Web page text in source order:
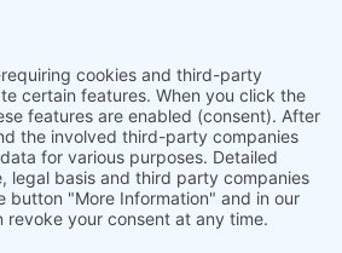
Rath und Christine Meise
Fußgängertunnel des
Sebaldsbrück gestaltet. Auf
geformten Untergründen
aus der Flora und Fauna wie
Käfern, Schlangen, Fröschen